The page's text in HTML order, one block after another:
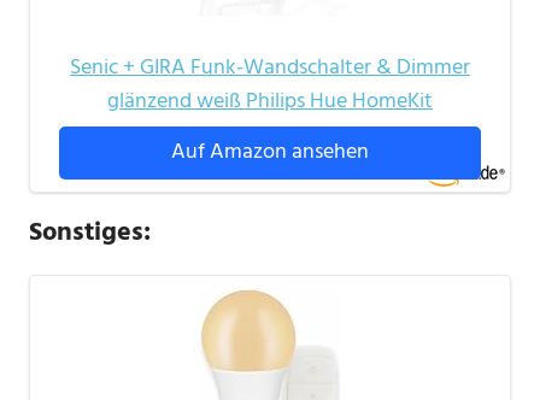
Senic + GIRA Funk-Wandschalter & Dimmer
glänzend weiß Philips Hue HomeKit
Auf Amazon ansehen
Sonstiges: